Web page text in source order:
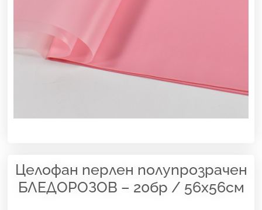
Целофан перлен полупрозрачен
БЛЕДОРОЗОВ – 20бр / 56х56см